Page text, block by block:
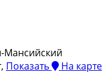
Мансийский
Показать
На карте